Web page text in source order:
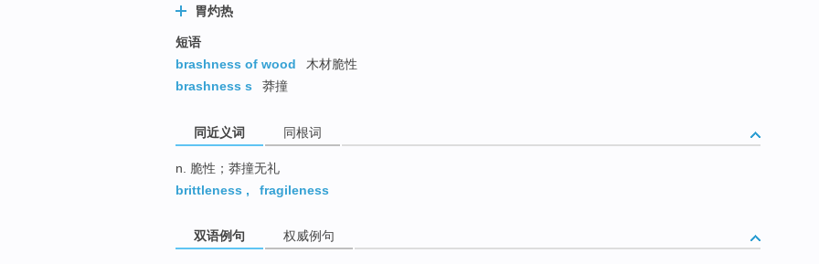
胃灼热
短语
brashness of wood
木材脆性
brashness s
莽撞
同近义词 同根词
n. 脆性；莽撞无礼
brittleness , fragileness
双语例句 权威例句